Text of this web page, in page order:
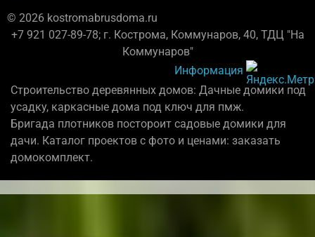
© 2026 kostromabrusdoma.ru
+7 921 027-89-78; г. Кострома, Коммунаров, 40, ТДЦ "На
Коммунаров"
Информация
Строительство деревянных домов: Дачные домики под
усадку, каркасные дома под ключ для пмж.
Бригада плотников постороит садовые домики для
дачи. Каталог проектов с фото и ценами: заказать
домокомплект.